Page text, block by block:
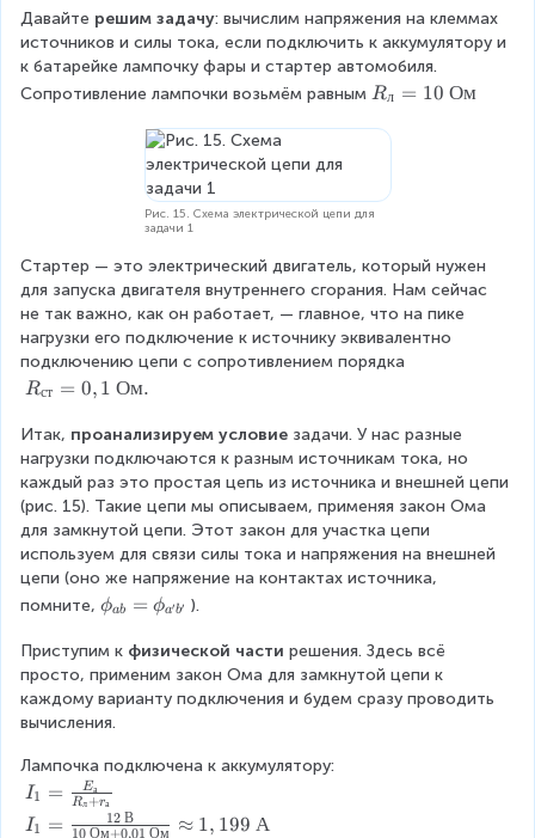
м
.
0
,
1
\
E
_
а
=
\
В
.
Давайте решим задачу: вычислим напряжения на клеммах
источников и силы тока, если подключить к аккумулятору и
к батарейке лампочку фары и стартер автомобиля.
Сопротивление лампочки возьмём равным \
R
=
0
\
О
м
Rл = 10 Ом
Рис. 15. Схема электрической цепи для
задачи 1
Стартер — это электрический двигатель, который нужен
для запуска двигателя внутреннего сгорания. Нам сейчас
не так важно, как он работает, — главное, что на пике
нагрузки его подключение к источнику эквивалентно
подключению цепи с сопротивлением порядка
\
R
_
{
с
т
}
=
0
1
\
О
м
Rст = 0, 1 Ом.
Итак, проанализируем условие задачи. У нас разные
нагрузки подключаются к разным источникам тока, но
каждый раз это простая цепь из источника и внешней цепи
(рис. 15). Такие цепи мы описываем, применяя закон Ома
для замкнутой цепи. Этот закон для участка цепи
используем для связи силы тока и напряжения на внешней
цепи (оно же напряжение на контактах источника,
помните, \
h
i
_
{
b
}
=
ϕab = ϕa′b′ ).
Приступим к физической части решения. Здесь всё
просто, применим закон Ома для замкнутой цепи к
каждому варианту подключения и будем сразу проводить
вычисления.
Лампочка подключена к аккумулятору:
I
_
I1 = Rл +rа
Eа
I
I1 = 10 Ом+0,01 Ом
12 В ≈ 1, 199 А